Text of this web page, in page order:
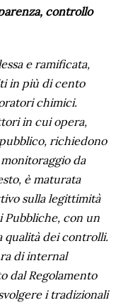
controllo
e ramificata,
in più di cento
chimici.
in cui opera,
richiedono
da
è maturata
sulla legittimità
Pubbliche, con un
qualità dei controlli.
di internal
dal Regolamento
i tradizionali